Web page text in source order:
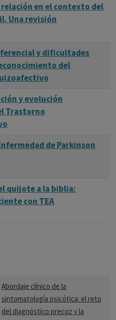
en el contexto del
Una revisión
y dificultades
del
y evolución
Trastorno
de Parkinson
quijote a la biblia:
con TEA
Abordaje clínico de la
sintomatología psicótica: el reto
del diagnóstico precoz y la